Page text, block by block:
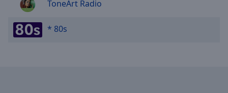
ToneArt Radio
* 80s